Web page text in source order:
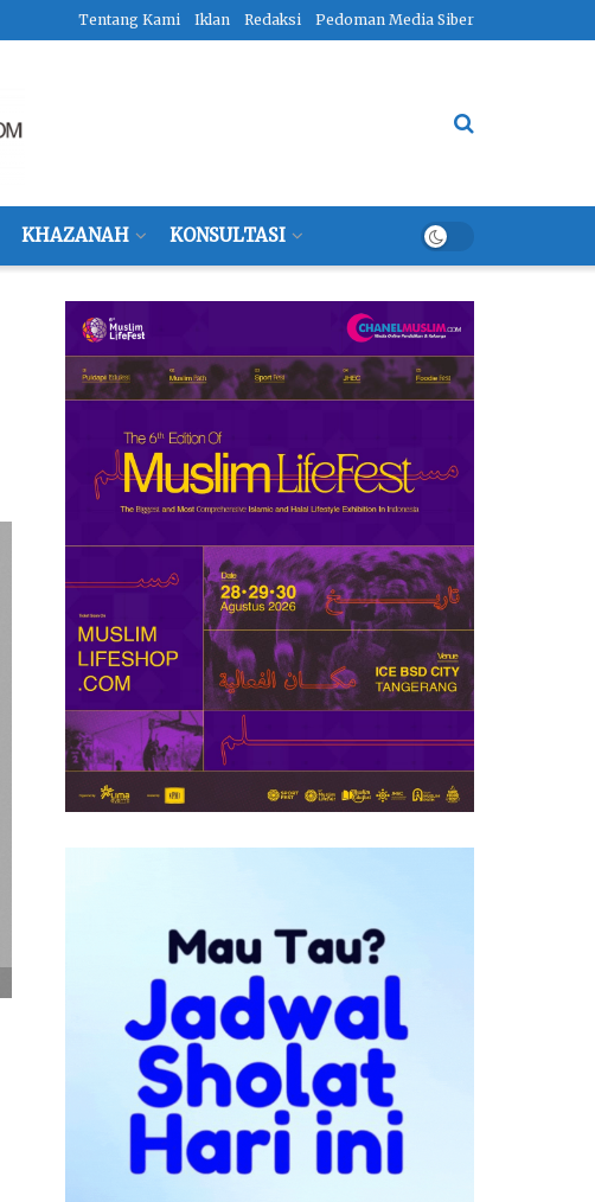
Tentang Kami Iklan Redaksi Pedoman Media Siber
KHAZANAH KONSULTASI